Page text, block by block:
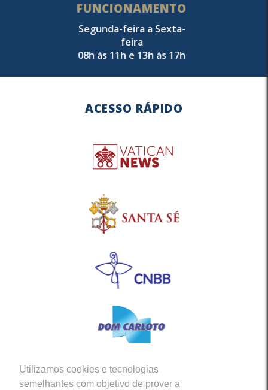
Utilizamos cookies e tecnologias
semelhantes com objetivo de prover a
FUNCIONAMENTO
Segunda-feira a Sexta-
feira
08h às 11h e 13h às 17h
ACESSO RÁPIDO
Siga-nos em nossas Redes Sociais